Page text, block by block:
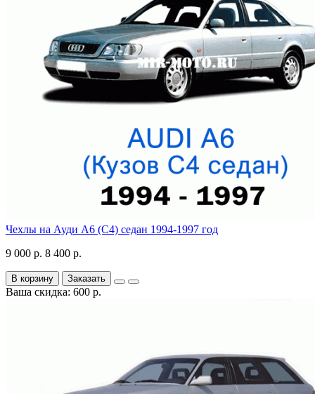
Чехлы на Ауди А6 (С4) седан 1994-1997 год
9 000 р. 8 400 р.
В корзину Заказать
Ваша скидка: 600 р.